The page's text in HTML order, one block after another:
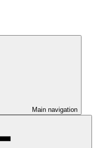
Main navigation